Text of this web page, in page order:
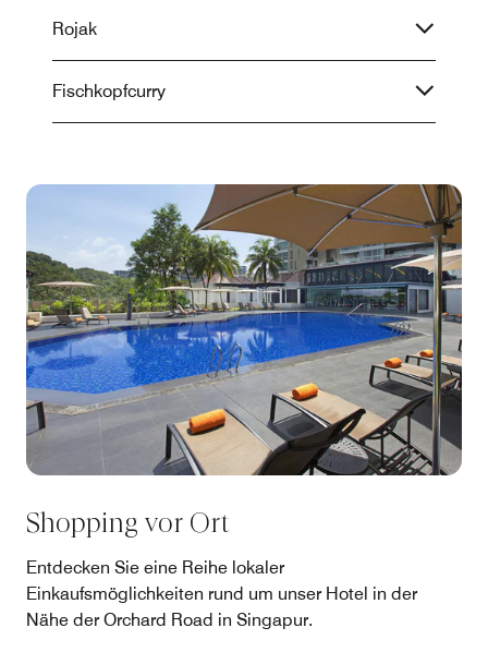
Rojak
Fischkopfcurry
Shopping vor Ort
Entdecken Sie eine Reihe lokaler
Einkaufsmöglichkeiten rund um unser Hotel in der
Nähe der Orchard Road in Singapur.